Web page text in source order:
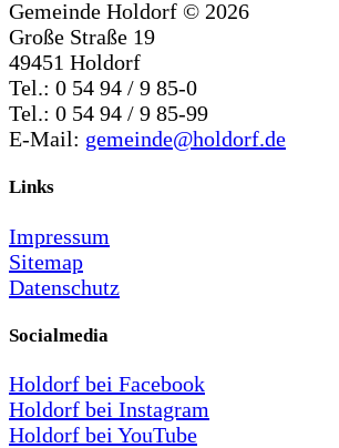
Gemeinde Holdorf © 2026
Große Straße 19
49451 Holdorf
Tel.: 0 54 94 / 9 85-0
Tel.: 0 54 94 / 9 85-99
E-Mail: gemeinde@holdorf.de
Links
Impressum
Sitemap
Datenschutz
Socialmedia
Holdorf bei Facebook
Holdorf bei Instagram
Holdorf bei YouTube